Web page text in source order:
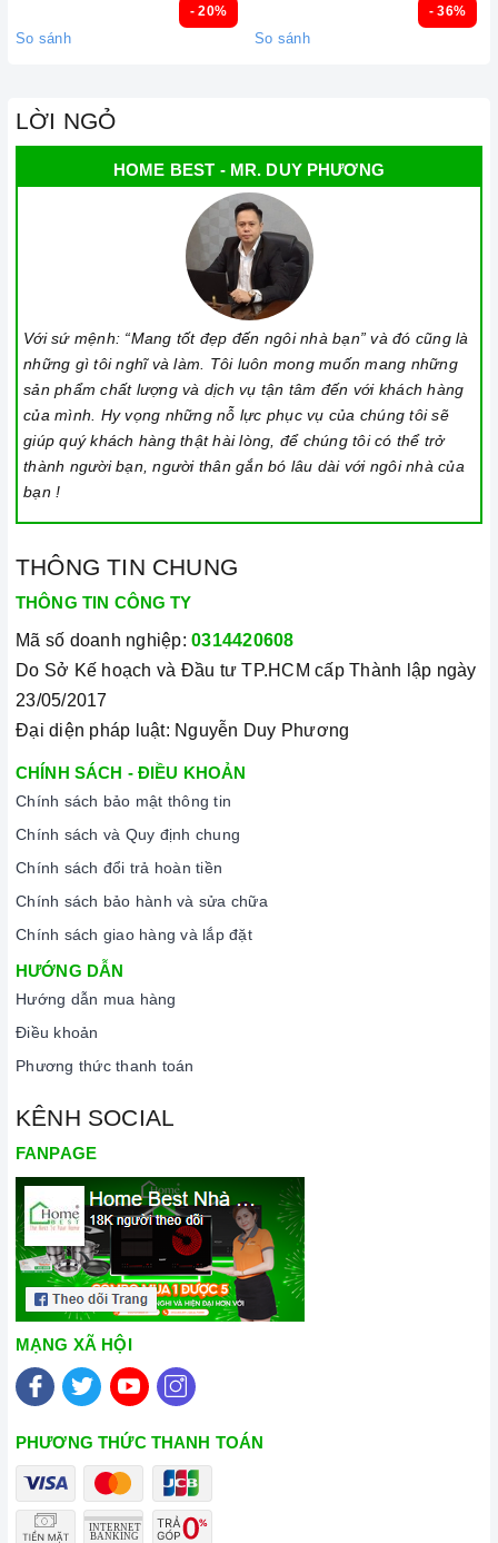
Chế độ hỗ trợ bảo hành linh hoạt:Hướng dẫn sử dụng,
nghiệp, đảm bảo rằng quý khách sẽ có trải nghiệm tuyệt vời
Vận chuyển lắp đặt nhanh chóng:
nhân viên và kỹ thuật viên chuyên nghiệp, tận tâm sẽ đồng
hành cùng quý khách trong quá trình mua sắm và sử dụng
Đến với Home Best, chúng tôi tự hào cung cấp đến khách hàng
đa dạng các dòngmáy hút khói CANZYnổi tiếng, cam kết về
chất lượng và nguồn gốc sản phẩm chính hãng. Chúng tôi tự
nhất.
Home Best Care - Trung tâm bảo trì, sửa
THÔNG SỐ KỸ THUẬT
Loại sản phẩm
Chất liệu/ màu sắc
Bảo hành
Công suất 700m3/h
Chế độ khử mùi bằng
than hoạt tính
Có
Chế độ hút đẩy ra ngoài
qua ống thoát
Đèn chiếu sáng
- 20%
So sánh
- 36%
So sánh
LỜI NGỎ
HOME BEST - MR. DUY PHƯƠNG
Với sứ mệnh: “Mang tốt đẹp đến ngôi nhà bạn” và đó cũng là
những gì tôi nghĩ và làm. Tôi luôn mong muốn mang những
sản phẩm chất lượng và dịch vụ tận tâm đến với khách hàng
của mình. Hy vọng những nỗ lực phục vụ của chúng tôi sẽ
giúp quý khách hàng thật hài lòng, để chúng tôi có thể trở
thành người bạn, người thân gắn bó lâu dài với ngôi nhà của
bạn !
THÔNG TIN CHUNG
THÔNG TIN CÔNG TY
Mã số doanh nghiệp: 0314420608
Do Sở Kế hoạch và Đầu tư TP.HCM cấp Thành lập ngày
23/05/2017
Đại diện pháp luật: Nguyễn Duy Phương
CHÍNH SÁCH - ĐIỀU KHOẢN
Chính sách bảo mật thông tin
Chính sách và Quy định chung
Chính sách đổi trả hoàn tiền
Chính sách bảo hành và sửa chữa
Chính sách giao hàng và lắp đặt
HƯỚNG DẪN
Hướng dẫn mua hàng
Điều khoản
Phương thức thanh toán
KÊNH SOCIAL
FANPAGE
MẠNG XÃ HỘI
PHƯƠNG THỨC THANH TOÁN